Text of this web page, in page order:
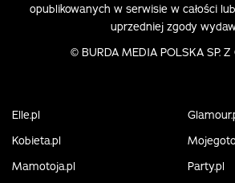
opublikowanych w serwisie w całości
uprzedniej zgody
© BURDA MEDIA POLSKA SP.
Elle.pl
Kobieta.pl
Mamotoja.pl
Party.pl